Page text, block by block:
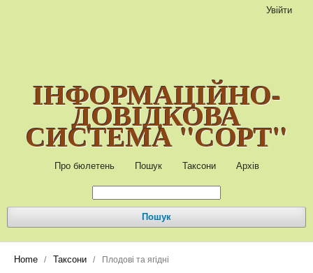
ІНФОРМАЦІЙНО-
ДОВІДКОВА
СИСТЕМА "СОРТ"
Про бюлетень Пошук Таксони Архів
Пошук
Увійти
Home / Таксони / Плодові та ягідні